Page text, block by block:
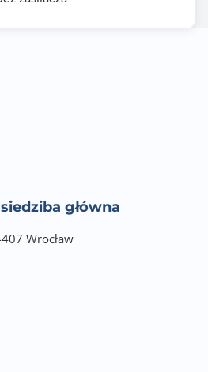
główna
Wrocław